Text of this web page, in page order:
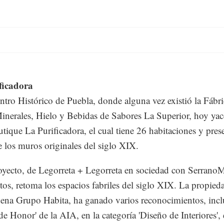
Histórico de Puebla, donde alguna vez existió la
Hielo y Bebidas de Sabores La Superior, hoy
La Purificadora, el cual tiene 26 habitaciones y
los muros originales del siglo XIX.
de Legorreta + Legorreta en sociedad con
retoma los espacios fabriles del siglo XIX. La
Grupo Habita, ha ganado varios reconocimientos,
Honor' de la AIA, en la categoría 'Diseño de Interiores',